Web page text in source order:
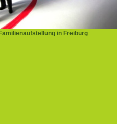
in Freiburg